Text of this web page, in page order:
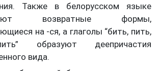
Также в белорусском языке
возвратные формы,
на -ся, а глаголы “бить, пить,
образуют деепричастия
вида.